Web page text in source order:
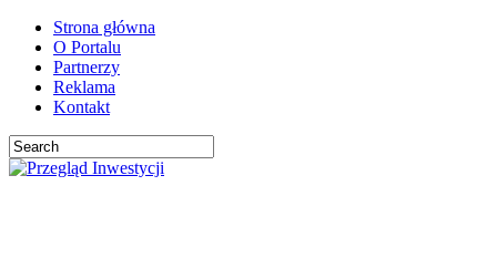
Strona główna
O Portalu
Partnerzy
Reklama
Kontakt